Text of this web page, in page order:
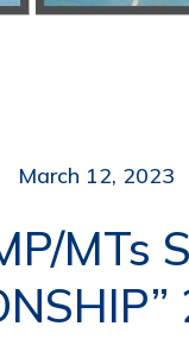
March 12, 2023
MTs